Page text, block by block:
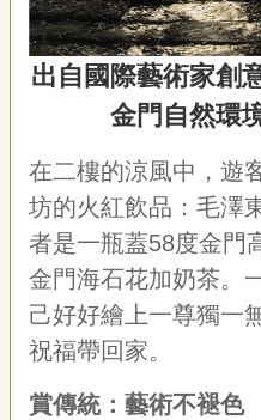
出自國際藝術家創
金門自然環
在二樓的涼風中，遊
坊的火紅飲品：毛澤
者是一瓶蓋58度金門
金門海石花加奶茶。
己好好繪上一尊獨一
祝福帶回家。
賞傳統：藝術不褪色